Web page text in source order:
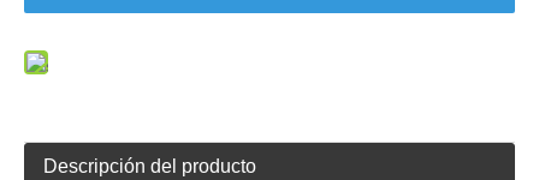
Descripción del producto